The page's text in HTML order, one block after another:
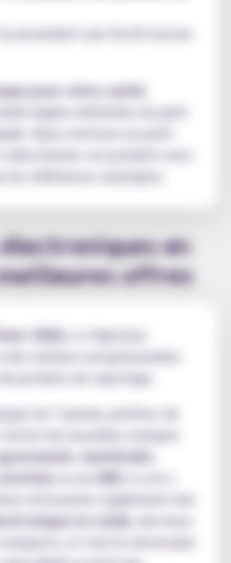
ils possèdent une DLUO encore
pour votre santé
légère altération du goût
ces produits avec
les références classiques.
en
offres
2026 , Le Vapoteur
des remises exceptionnelles
produits de vapotage.
du 7 janvier, profitez de
tester de nouvelles marques
mentholés
CBD
retrouverez également des
en solde